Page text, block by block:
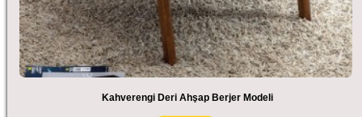
Kahverengi Deri Ahşap Berjer Modeli